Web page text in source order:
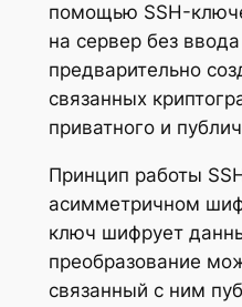
помощью SSH-
на сервер без
предварительно
связанных
приватного и
Принцип работы
асимметричном
ключ шифрует
преобразование
связанный с ним